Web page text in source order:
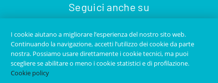
Seguici anche su
I cookie aiutano a migliorare l’esperienza del nostro sito web.
Continuando la navigazione, accetti l’utilizzo dei cookie da parte
nostra. Possiamo usare direttamente i cookie tecnici, ma puoi
scegliere se abilitare o meno i cookie statistici e di profilazione.
Cookie policy